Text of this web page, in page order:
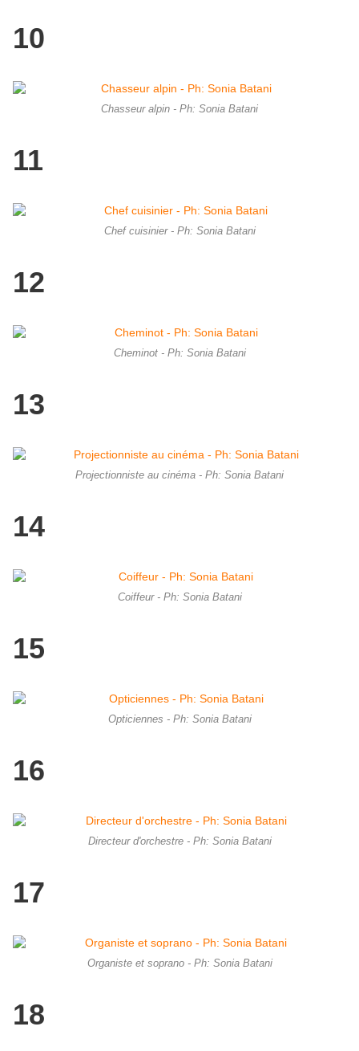
10
Chasseur alpin - Ph: Sonia Batani
11
Chef cuisinier - Ph: Sonia Batani
12
Cheminot - Ph: Sonia Batani
13
Projectionniste au cinéma - Ph: Sonia Batani
14
Coiffeur - Ph: Sonia Batani
15
Opticiennes - Ph: Sonia Batani
16
Directeur d'orchestre - Ph: Sonia Batani
17
Organiste et soprano - Ph: Sonia Batani
18